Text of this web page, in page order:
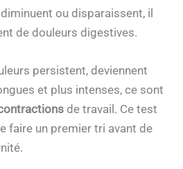
ou disparaissent, il
de douleurs digestives.
persistent, deviennent
et plus intenses, ce sont
de travail. Ce test
faire un premier tri avant de